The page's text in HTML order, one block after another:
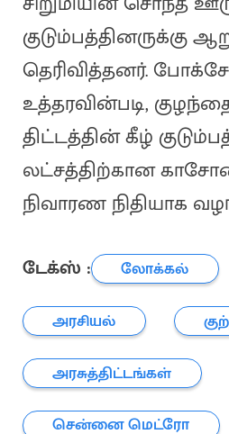
குடும்பத்தினருக்கு
தெரிவித்தனர்.
உத்தரவின்படி,
திட்டத்தின் கீழ்
லட்சத்திற்கான
நிவாரண நிதியாக
டேக்ஸ் :
லோக்கல்
அரசியல்
அரசுத்திட்டங்கள்
சென்னை மெட்ரோ